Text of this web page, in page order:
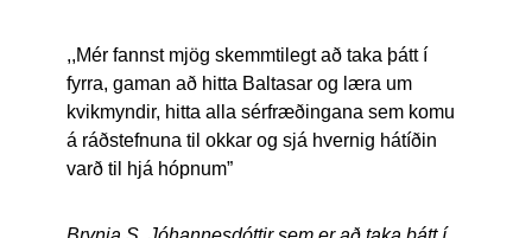
,,Mér fannst mjög skemmtilegt að taka þátt í
fyrra, gaman að hitta Baltasar og læra um
kvikmyndir, hitta alla sérfræðingana sem komu
á ráðstefnuna til okkar og sjá hvernig hátíðin
varð til hjá hópnum”